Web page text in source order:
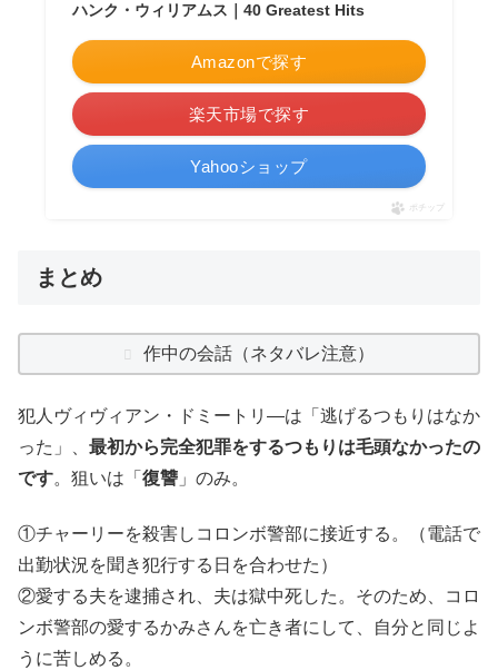
ハンク・ウィリアムス｜40 Greatest Hits
Amazonで探す
楽天市場で探す
Yahooショップ
ポチップ
まとめ
作中の会話（ネタバレ注意）
犯人ヴィヴィアン・ドミートリ―は「逃げるつもりはなか
った」、 最初から完全犯罪をするつもりは毛頭なかったの
です。狙いは「 復讐 」のみ。
①チャーリーを殺害しコロンボ警部に接近する。（電話で
出勤状況を聞き犯行する日を合わせた）
②愛する夫を逮捕され、夫は獄中死した。そのため、コロ
ンボ警部の愛するかみさんを亡き者にして、自分と同じよ
うに苦しめる。